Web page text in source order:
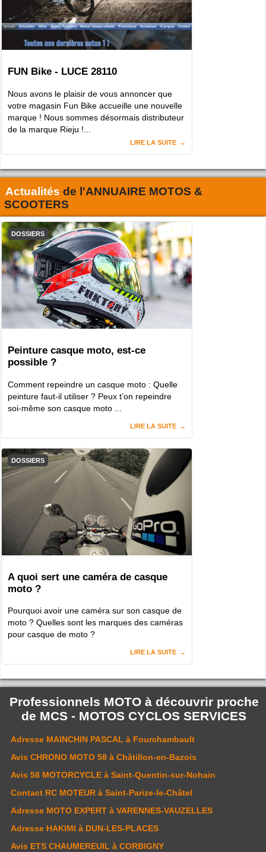
FUN Bike - LUCE 28110
Nous avons le plaisir de vous annoncer que
votre magasin Fun Bike accueille une nouvelle
marque ! Nous sommes désormais distributeur
de la marque Rieju !...
LIRE LA SUITE
Actualités de l'ANNUAIRE MOTOS &
SCOOTERS
DOSSIERS
Peinture casque moto, est-ce
possible ?
Comment repeindre un casque moto : Quelle
peinture faut-il utiliser ? Peux t’on repeindre
soi-même son casque moto ...
LIRE LA SUITE
DOSSIERS
A quoi sert une caméra de casque
moto ?
Pourquoi avoir une caméra sur son casque de
moto ? Quelles sont les marques des caméras
pour casque de moto ?
LIRE LA SUITE
Professionnels MOTO à découvrir proche
de MCS - MOTOS CYCLOS SERVICES
Adresse MAINCHIN PASCAL à Fourchambault
Avis CHRONO MOTO 58 à Châtillon-en-Bazois
Avis 58 MOTORCYCLE à Saint-Quentin-sur-Nohain
Contact RC MOTEUR à Saint-Parize-le-Châtel
Adresse MOTO EXPERT à VARENNES-VAUZELLES
Adresse HAKIMI à DUN-LES-PLACES
Avis ETS CHAUMEREUIL à CORBIGNY